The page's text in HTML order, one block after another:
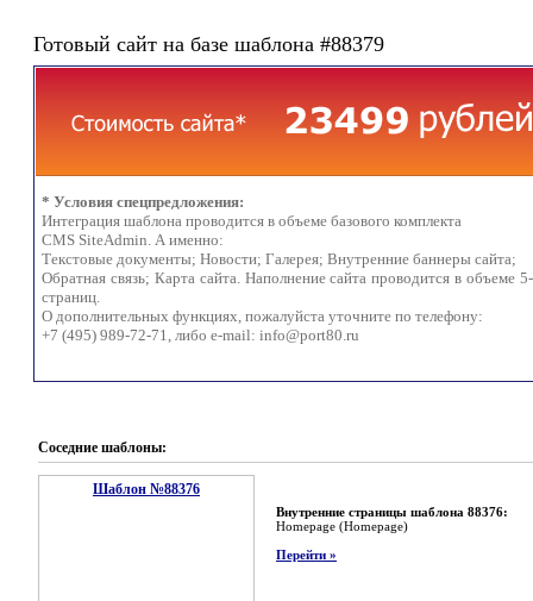
Готовый сайт на базе шаблона #88379
* Условия спецпредложения:
Интеграция шаблона проводится в объеме базового комплекта
CMS SiteAdmin. А именно:
Текстовые документы; Новости; Галерея; Внутренние баннеры сайта;
Обратная связь; Карта сайта. Наполнение сайта проводится в объеме
страниц.
О дополнительных функциях, пожалуйста уточните по телефону:
+7 (495) 989-72-71, либо e-mail: info@port80.ru
Соседние шаблоны:
Шаблон №88376
Внутренние страницы шаблона 88376:
Homepage (Homepage)
Перейти »